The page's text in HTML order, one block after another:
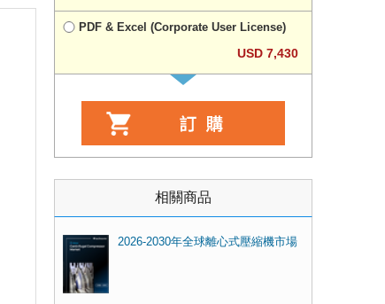
PDF & Excel (Corporate User License)
USD 7,430
相關商品
2026-2030年全球離心式壓縮機市場